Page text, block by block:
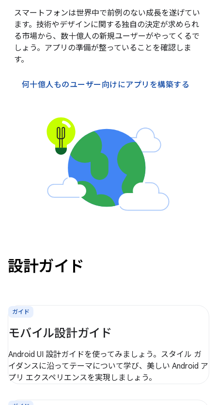
スマートフォンは世界中で前例のない成長を遂げてい
ます。技術やデザインに関する独自の決定が求められ
る市場から、数十億人の新規ユーザーがやってくるで
しょう。アプリの準備が整っていることを確認しま
す。
何十億人ものユーザー向けにアプリを構築する
設計ガイド
ガイド
モバイル設計ガイド
Android UI 設計ガイドを使ってみましょう。スタイル ガ
イダンスに沿ってテーマについて学び、美しい Android ア
プリ エクスペリエンスを実現しましょう。